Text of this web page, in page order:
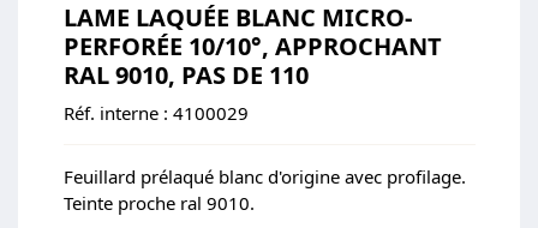
LAME LAQUÉE BLANC MICRO-
PERFORÉE 10/10°, APPROCHANT
RAL 9010, PAS DE 110
Réf. interne : 4100029
Feuillard prélaqué blanc d'origine avec profilage.
Teinte proche ral 9010.